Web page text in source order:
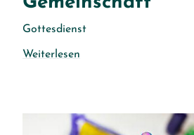
Gottesdienst
Weiterlesen